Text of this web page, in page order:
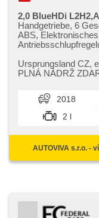
2,0 BlueHDi
Handgetriebe, 6
ABS,
senzory zadní,
Zentralverriegelung
Drehzahlmesser,
Außenthermometer,
Ursprungsland CZ,​
PLNÁ NÁDRŽ
2018
2 l
AUTOVIVA s.r.o. -